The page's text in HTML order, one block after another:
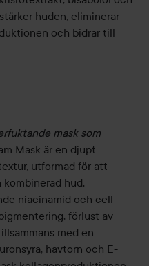
huden, eliminerar
och bidrar till
mask som
Mask är en djupt
utformad för att
hud.
niacinamid och cell-
förlust av
med en
havtorn och E-